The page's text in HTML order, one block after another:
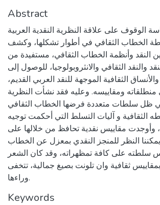
Abstract
الوقوف على علاقة النظرية النقدية العربية
الخطاب الثقافي في أطوار تشكلها، وكشف
النقد وأنظمة الخطاب الثقافي، مستفيدة من
والنقد الثقافي والانثروبولوجيا، للوصول إلى
الثقافية الموجهة للنقد العربي القديم،
ومقاييسه. وعليه فقد نشأت النظرية
في ظل سلطات متعددة فرضها الخطاب الثقافي
الثقافية و آليات التسلط التي أحكمت توجيه
وأوجدت مقاييس نقدية تحافظ من خلالها على
النظر للمنجز النقدي بمعزل عن الخطاب
سلطته على كافة تمظهراته، وقد كان الشعر
ثقافية وان تلونت بصيغ جمالية، تتخفى
وراءها.
Keywords